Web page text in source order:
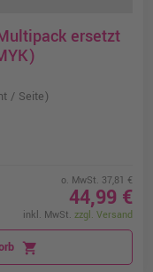
ersetzt
/ Seite)
o. MwSt. 37,81 €
44,99 €
inkl. MwSt. zzgl. Versand
shopping_cart